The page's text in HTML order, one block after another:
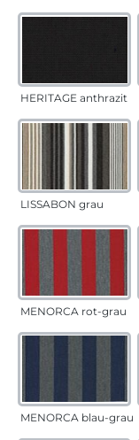
HERITAGE anthrazit
LISSABON grau
MENORCA rot-grau
MENORCA blau-grau